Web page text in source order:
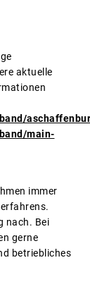
aktuelle
main-
immer
nach. Bei
gerne
betriebliches